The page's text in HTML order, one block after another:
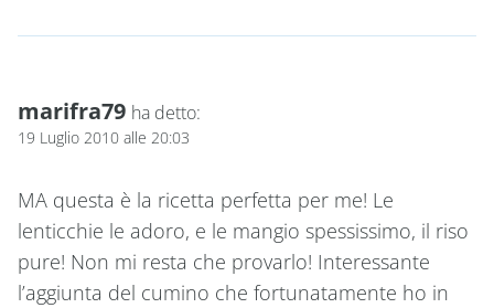
marifra79 ha detto:
19 Luglio 2010 alle 20:03
MA questa è la ricetta perfetta per me! Le
lenticchie le adoro, e le mangio spessissimo, il riso
pure! Non mi resta che provarlo! Interessante
l’aggiunta del cumino che fortunatamente ho in